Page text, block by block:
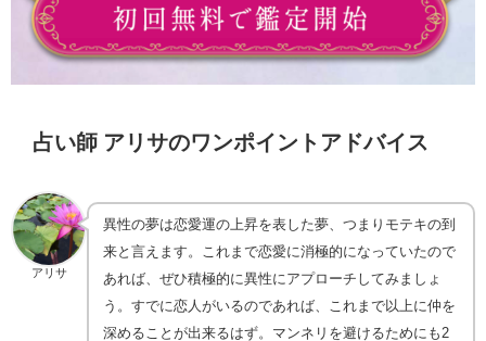
占い師 アリサのワンポイントアドバイス
アリサ
異性の夢は恋愛運の上昇を表した夢、つまりモテキの到
来と言えます。これまで恋愛に消極的になっていたので
あれば、ぜひ積極的に異性にアプローチしてみましょ
う。すでに恋人がいるのであれば、これまで以上に仲を
深めることが出来るはず。マンネリを避けるためにも2